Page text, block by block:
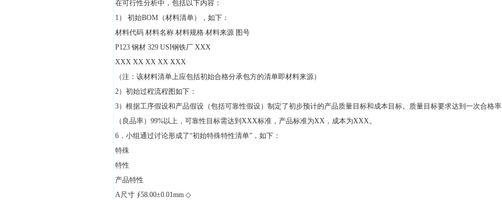
在可行性分析中，包括以下内容：
1） 初始BOM（材料清单），如下：
材料代码 材料名称 材料规格 材料来源 图号
P123 钢材 329 USI钢铁厂 XXX
XXX XX XX XX XXX
（注：该材料清单上应包括初始合格分承包方的清单即材料来源）
2）初始过程流程图如下：
3）根据工序假设和产品假设（包括可靠性假设）制定了初步预计的产品质量目标和成本目标。质量目标要求达到一次合格率
（良品率）99%以上，可靠性目标需达到XXX标准，产品标准为XX，成本为XXX。
6．小组通过讨论形成了“初始特殊特性清单”，如下：
特殊
特性
产品特性
A尺寸 ∮58.00±0.01mm ◇